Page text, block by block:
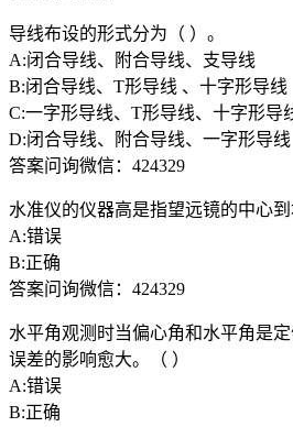
导线布设的形式分为（ ）。
A:闭合导线、附合导线、支导线
B:闭合导线、T形导线 、十字形导线
C:一字形导线、T形导线、十字形导
D:闭合导线、附合导线、一字形导线
答案问询微信：424329
水准仪的仪器高是指望远镜的中心到
A:错误
B:正确
答案问询微信：424329
水平角观测时当偏心角和水平角是
误差的影响愈大。（ ）
A:错误
B:正确